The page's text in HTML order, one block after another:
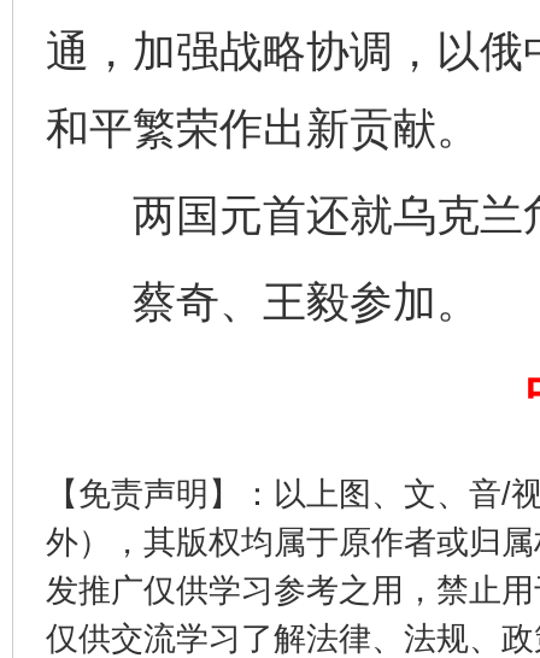
通，加强战略协调，以
和平繁荣作出新贡献。
两国元首还就乌克兰
蔡奇、王毅参加。
【免责声明】：以上图、文、音/
外），其版权均属于原作者或归
发推广仅供学习参考之用，禁止
仅供交流学习了解法律、法规、
完善运行机制助力责任有效落实
东山县通报“牛蛙产品抗生素超标问题” 法